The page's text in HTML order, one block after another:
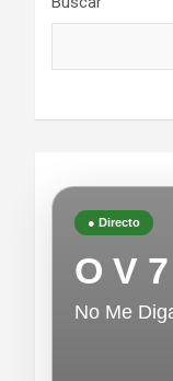
● Directo
O V 7
No Me